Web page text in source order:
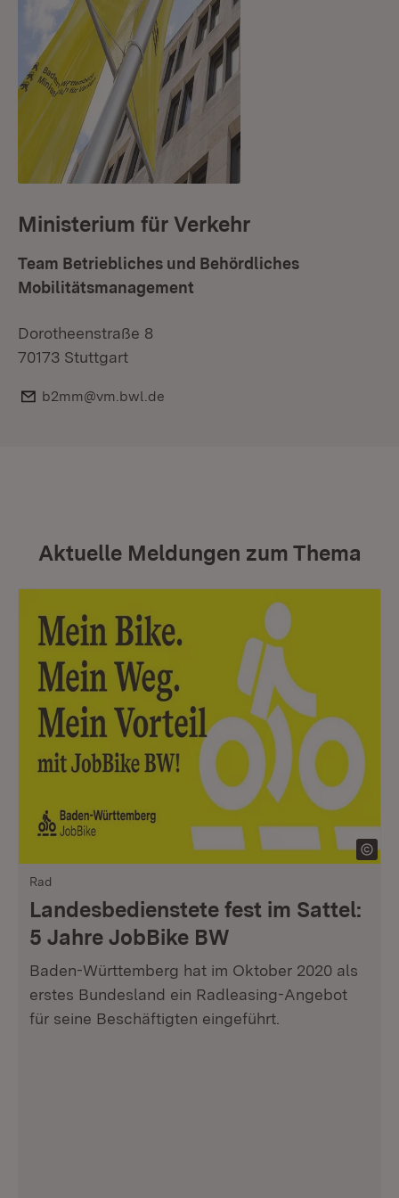
Ministerium für Verkehr
Team Betriebliches und Behördliches
Mobilitätsmanagement
Dorotheenstraße 8
70173 Stuttgart
E-Mail:
b2mm@vm.bwl.de
Aktuelle Meldungen zum Thema
Rad
Landesbedienstete fest im Sattel:
5 Jahre JobBike BW
Baden-Württemberg hat im Oktober 2020 als
erstes Bundesland ein Radleasing-Angebot
für seine Beschäftigten eingeführt.